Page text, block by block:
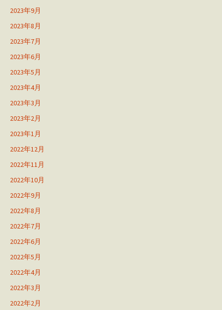
2023年9月
2023年8月
2023年7月
2023年6月
2023年5月
2023年4月
2023年3月
2023年2月
2023年1月
2022年12月
2022年11月
2022年10月
2022年9月
2022年8月
2022年7月
2022年6月
2022年5月
2022年4月
2022年3月
2022年2月